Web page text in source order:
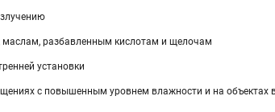
маслам, разбавленным кислотам и щелочам
установки
с повышенным уровнем влажности и на объектах